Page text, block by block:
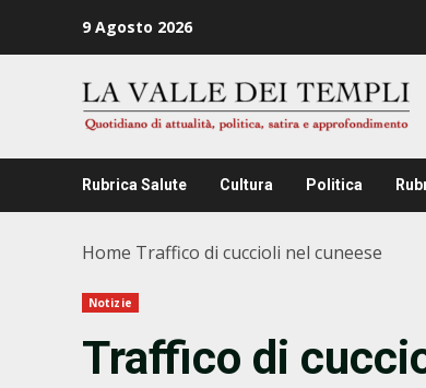
9 Agosto 2026
Rubrica Salute Cultura Politica
Home Traffico di cuccioli nel cuneese
Notizie
Traffico di